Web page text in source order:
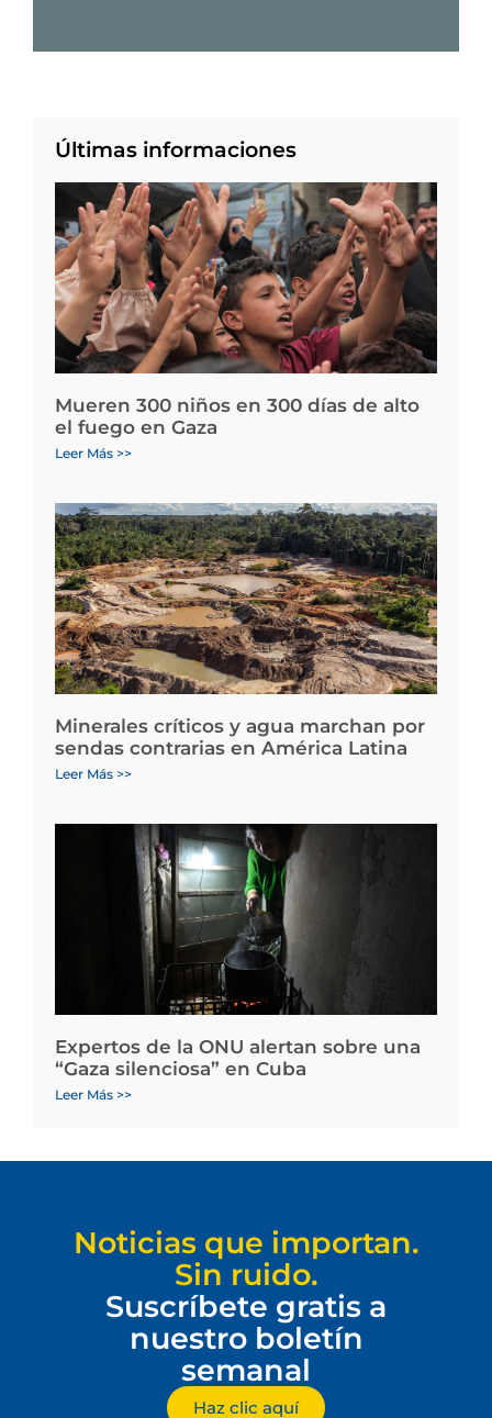
Últimas informaciones
Mueren 300 niños en 300 días de alto
el fuego en Gaza
Leer Más >>
Minerales críticos y agua marchan por
sendas contrarias en América Latina
Leer Más >>
Expertos de la ONU alertan sobre una
“Gaza silenciosa” en Cuba
Leer Más >>
Noticias que importan.
Sin ruido.
Suscríbete gratis a
nuestro boletín
semanal
Haz clic aquí